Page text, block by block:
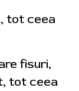
tot ceea
fisuri,
tot ceea